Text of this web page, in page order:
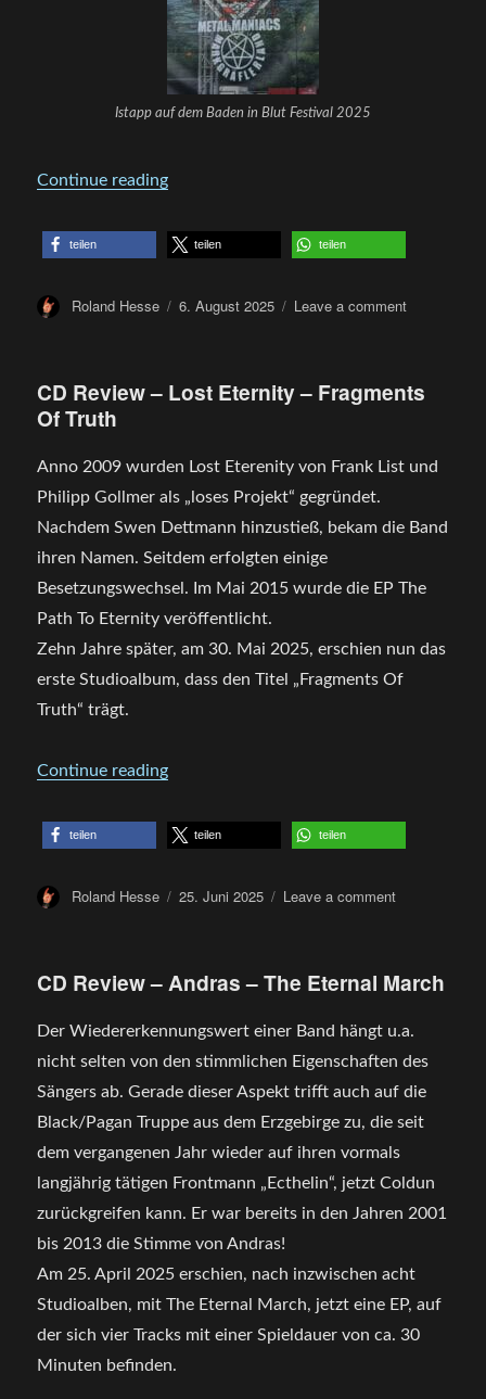
Istapp auf dem Baden in Blut Festival 2025
Continue reading„ISTAPP – auf dem Baden in Blut
teilen teilen teilen
Author
Roland Hesse
Posted
6. August 2025 Leave a commenton
dem
Blut
Weil
Rhein
2025
CD Review – Lost Eternity – Fragments
Of Truth
Anno 2009 wurden Lost Eterenity von Frank List und
Philipp Gollmer als „loses Projekt“ gegründet.
Nachdem Swen Dettmann hinzustieß, bekam die Band
ihren Namen. Seitdem erfolgten einige
Besetzungswechsel. Im Mai 2015 wurde die EP The
Path To Eternity veröffentlicht.
Zehn Jahre später, am 30. Mai 2025, erschien nun das
erste Studioalbum, dass den Titel „Fragments Of
Truth“ trägt.
Continue reading„CD Review – Lost Eternity – Fragments
teilen teilen teilen
Author
Roland Hesse
Posted
25. Juni 2025 Leave a commenton
Lost
–
Fragments
Truth
CD Review – Andras – The Eternal March
Der Wiedererkennungswert einer Band hängt u.a.
nicht selten von den stimmlichen Eigenschaften des
Sängers ab. Gerade dieser Aspekt trifft auch auf die
Black/Pagan Truppe aus dem Erzgebirge zu, die seit
dem vergangenen Jahr wieder auf ihren vormals
langjährig tätigen Frontmann „Ecthelin“, jetzt Coldun
zurückgreifen kann. Er war bereits in den Jahren 2001
bis 2013 die Stimme von Andras!
Am 25. April 2025 erschien, nach inzwischen acht
Studioalben, mit The Eternal March, jetzt eine EP, auf
der sich vier Tracks mit einer Spieldauer von ca. 30
Minuten befinden.